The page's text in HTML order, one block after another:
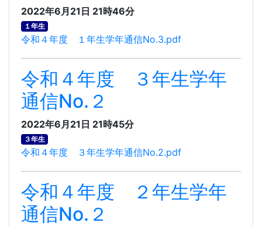
2022年6月21日 21時46分
１年生
令和４年度 １年生学年通信No.3.pdf
令和４年度 ３年生学年
通信No.２
2022年6月21日 21時45分
３年生
令和４年度 ３年生学年通信No.2.pdf
令和４年度 ２年生学年
通信No.２